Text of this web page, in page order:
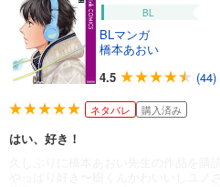
BL
BLマンガ
橋本あおい
4.5
(44)
ネタバレ 購入済み
はい、好き！